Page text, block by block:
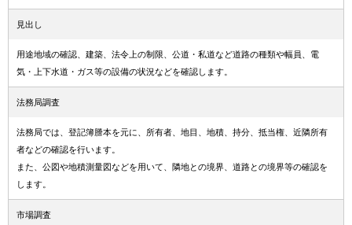
見出し
用途地域の確認、建築、法令上の制限、公道・私道など道路の種類や幅員、電
気・上下水道・ガス等の設備の状況などを確認します。
法務局調査
法務局では、登記簿謄本を元に、所有者、地目、地積、持分、抵当権、近隣所有
者などの確認を行います。
また、公図や地積測量図などを用いて、隣地との境界、道路との境界等の確認を
します。
市場調査